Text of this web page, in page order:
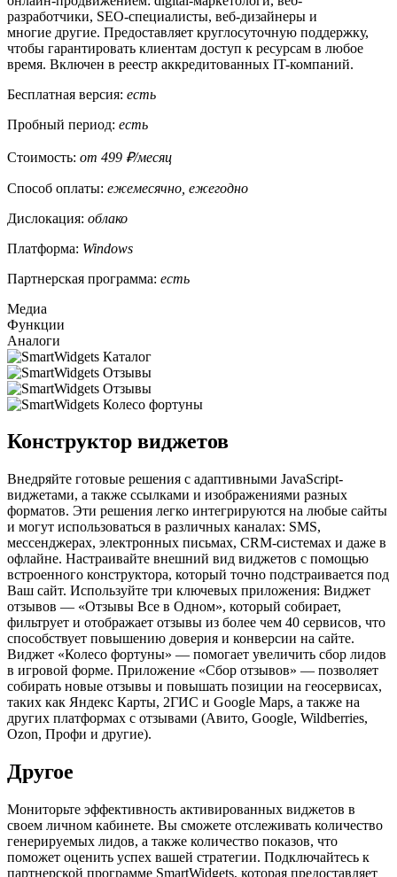
разработчики, SEO-специалисты, веб-дизайнеры и
многие другие. Предоставляет круглосуточную поддержку,
чтобы гарантировать клиентам доступ к ресурсам в любое
время. Включен в реестр аккредитованных IT-компаний.
Бесплатная версия: есть
Пробный период: есть
Стоимость: от 499 ₽/месяц
Способ оплаты: ежемесячно, ежегодно
Дислокация: облако
Платформа: Windows
Партнерская программа: есть
Медиа
Функции
Аналоги
Конструктор виджетов
Внедряйте готовые решения с адаптивными JavaScript-
виджетами, а также ссылками и изображениями разных
форматов. Эти решения легко интегрируются на любые сайты
и могут использоваться в различных каналах: SMS,
мессенджерах, электронных письмах, CRM-системах и даже в
офлайне. Настраивайте внешний вид виджетов с помощью
встроенного конструктора, который точно подстраивается под
Ваш сайт. Используйте три ключевых приложения: Виджет
отзывов — «Отзывы Все в Одном», который собирает,
фильтрует и отображает отзывы из более чем 40 сервисов, что
способствует повышению доверия и конверсии на сайте.
Виджет «Колесо фортуны» — помогает увеличить сбор лидов
в игровой форме. Приложение «Сбор отзывов» — позволяет
собирать новые отзывы и повышать позиции на геосервисах,
таких как Яндекс Карты, 2ГИС и Google Maps, а также на
других платформах с отзывами (Авито, Google, Wildberries,
Ozon, Профи и другие).
Другое
Мониторьте эффективность активированных виджетов в
своем личном кабинете. Вы сможете отслеживать количество
генерируемых лидов, а также количество показов, что
поможет оценить успех вашей стратегии. Подключайтесь к
партнерской программе SmartWidgets, которая предоставляет